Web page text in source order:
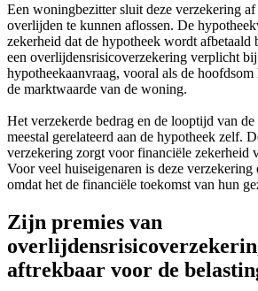
Een woningbezitter sluit deze verzekering
overlijden te kunnen aflossen. De
zekerheid dat de hypotheek wordt
een overlijdensrisicoverzekering verplicht bij
hypotheekaanvraag, vooral als de
de marktwaarde van de woning.
Het verzekerde bedrag en de looptijd van
meestal gerelateerd aan de hypotheek zelf.
verzekering zorgt voor financiële zekerheid
Voor veel huiseigenaren is deze verzekering
omdat het de financiële toekomst van hun
Zijn premies van
aftrekbaar voor de